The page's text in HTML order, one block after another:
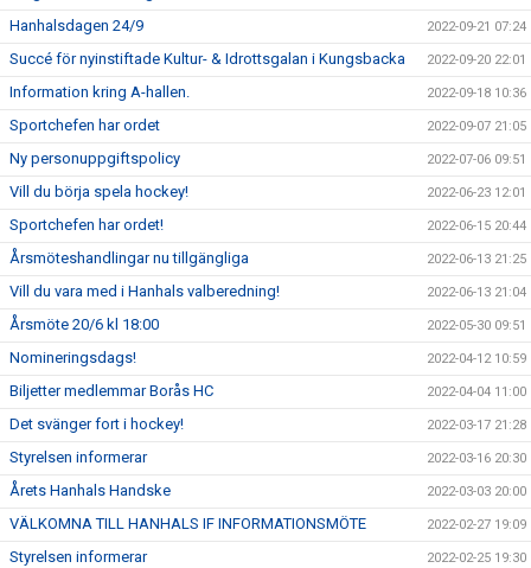
Hanhalsdagen 24/9 2022-09-21 07:24
Succé för nyinstiftade Kultur- & Idrottsgalan i Kungsbacka 2022-09-20 22:01
Information kring A-hallen. 2022-09-18 10:36
Sportchefen har ordet 2022-09-07 21:05
Ny personuppgiftspolicy 2022-07-06 09:51
Vill du börja spela hockey! 2022-06-23 12:01
Sportchefen har ordet! 2022-06-15 20:44
Årsmöteshandlingar nu tillgängliga 2022-06-13 21:25
Vill du vara med i Hanhals valberedning! 2022-06-13 21:04
Årsmöte 20/6 kl 18:00 2022-05-30 09:51
Nomineringsdags! 2022-04-12 10:59
Biljetter medlemmar Borås HC 2022-04-04 11:00
Det svänger fort i hockey! 2022-03-17 21:28
Styrelsen informerar 2022-03-16 20:30
Årets Hanhals Handske 2022-03-03 20:00
VÄLKOMNA TILL HANHALS IF INFORMATIONSMÖTE 2022-02-27 19:09
Styrelsen informerar 2022-02-25 19:30